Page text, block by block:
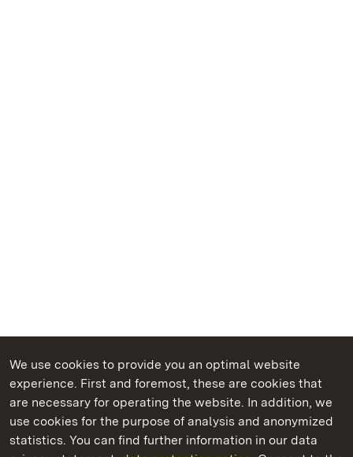
We use cookies to provide you an optimal website
experience. First and foremost, these are cookies that
are necessary for operating the website. In addition, we
use cookies for the purpose of analysis and anonymized
statistics. You can find further information in our data
State Palaces and Gardens of Baden-Wuerttemberg